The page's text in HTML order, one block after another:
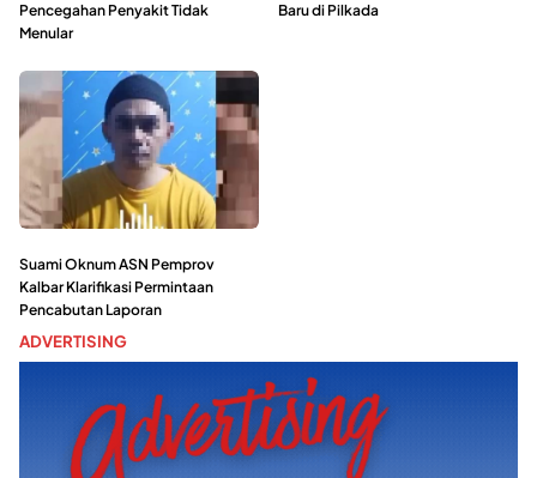
Pencegahan Penyakit Tidak
Menular
Baru di Pilkada
Suami Oknum ASN Pemprov
Kalbar Klarifikasi Permintaan
Pencabutan Laporan
ADVERTISING